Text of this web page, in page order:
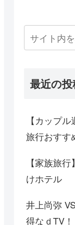
最近の
【カップ
旅行おすす
【家族旅
けホテル
井上尚弥
得なｄTV！